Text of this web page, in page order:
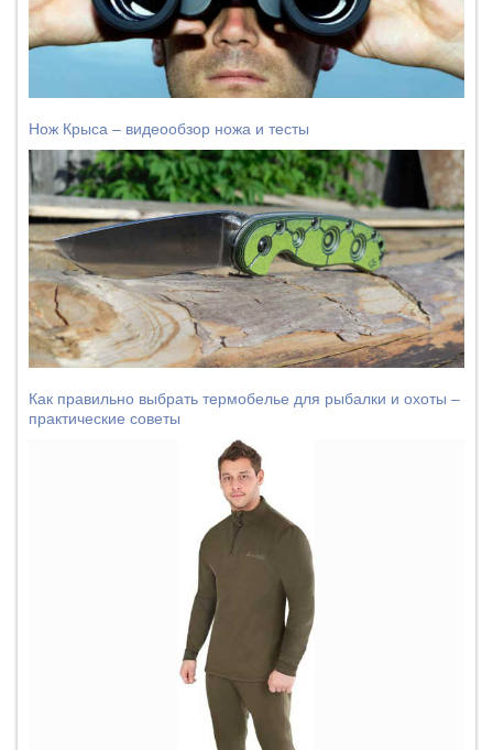
Нож Крыса – видеообзор ножа и тесты
Как правильно выбрать термобелье для рыбалки и охоты –
практические советы